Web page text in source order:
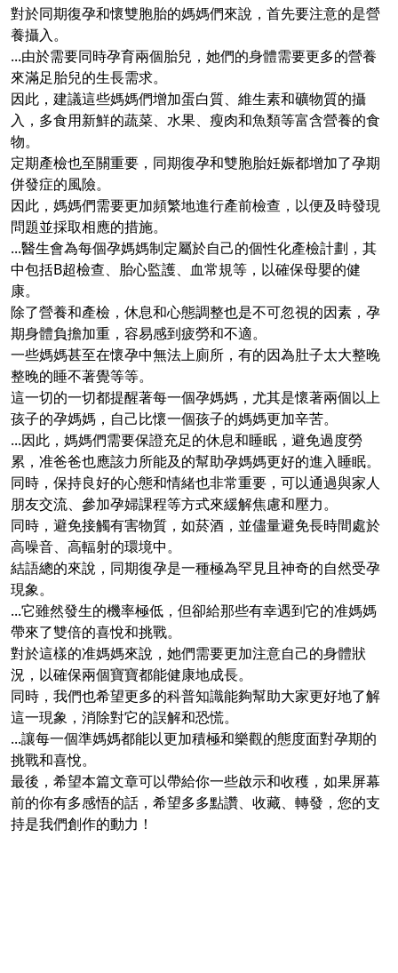
對於同期復孕和懷雙胞胎的媽媽們來說，首先要注意的是營
養攝入。
...由於需要同時孕育兩個胎兒，她們的身體需要更多的營養
來滿足胎兒的生長需求。
因此，建議這些媽媽們增加蛋白質、維生素和礦物質的攝
入，多食用新鮮的蔬菜、水果、瘦肉和魚類等富含營養的食
物。
定期產檢也至關重要，同期復孕和雙胞胎妊娠都增加了孕期
併發症的風險。
因此，媽媽們需要更加頻繁地進行產前檢查，以便及時發現
問題並採取相應的措施。
...醫生會為每個孕媽媽制定屬於自己的個性化產檢計劃，其
中包括B超檢查、胎心監護、血常規等，以確保母嬰的健
康。
除了營養和產檢，休息和心態調整也是不可忽視的因素，孕
期身體負擔加重，容易感到疲勞和不適。
一些媽媽甚至在懷孕中無法上廁所，有的因為肚子太大整晚
整晚的睡不著覺等等。
這一切的一切都提醒著每一個孕媽媽，尤其是懷著兩個以上
孩子的孕媽媽，自己比懷一個孩子的媽媽更加辛苦。
...因此，媽媽們需要保證充足的休息和睡眠，避免過度勞
累，准爸爸也應該力所能及的幫助孕媽媽更好的進入睡眠。
同時，保持良好的心態和情緒也非常重要，可以通過與家人
朋友交流、參加孕婦課程等方式來緩解焦慮和壓力。
同時，避免接觸有害物質，如菸酒，並儘量避免長時間處於
高噪音、高輻射的環境中。
結語總的來說，同期復孕是一種極為罕見且神奇的自然受孕
現象。
...它雖然發生的機率極低，但卻給那些有幸遇到它的准媽媽
帶來了雙倍的喜悅和挑戰。
對於這樣的准媽媽來說，她們需要更加注意自己的身體狀
況，以確保兩個寶寶都能健康地成長。
同時，我們也希望更多的科普知識能夠幫助大家更好地了解
這一現象，消除對它的誤解和恐慌。
...讓每一個準媽媽都能以更加積極和樂觀的態度面對孕期的
挑戰和喜悅。
最後，希望本篇文章可以帶給你一些啟示和收穫，如果屏幕
前的你有多感悟的話，希望多多點讚、收藏、轉發，您的支
持是我們創作的動力！